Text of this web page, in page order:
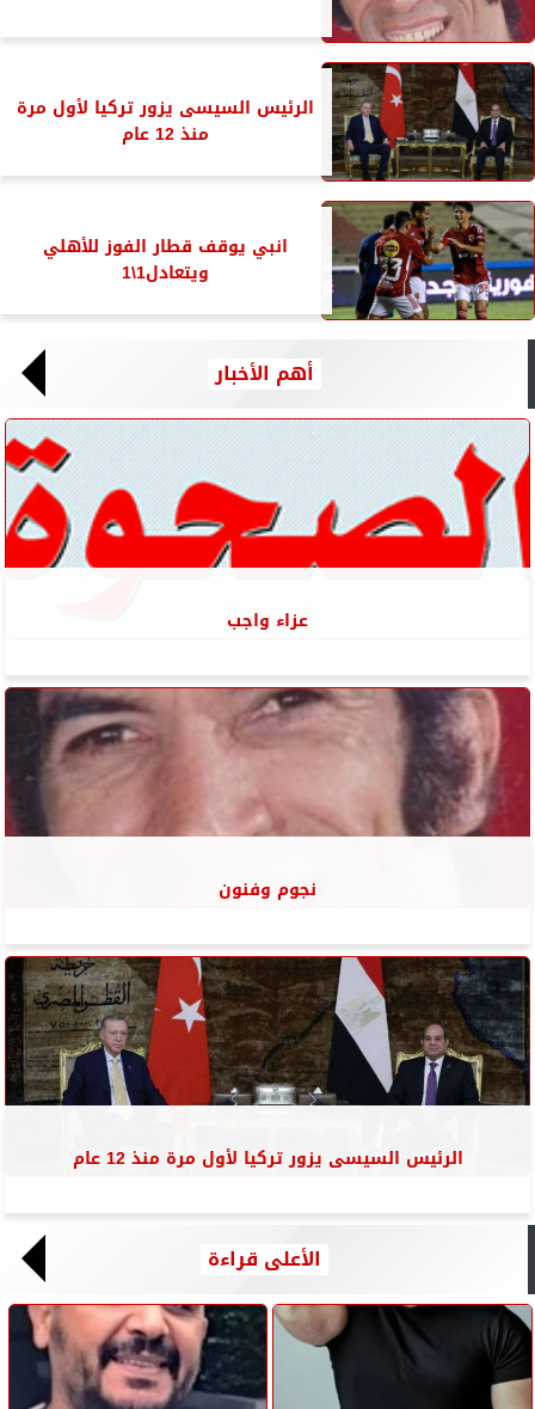
الرئيس السيسى يزور تركيا لأول مرة
منذ 12 عام
انبي يوقف قطار الفوز للأهلي
ويتعادل1\1
أهم الأخبار
عزاء واجب
نجوم وفنون
الرئيس السيسى يزور تركيا لأول مرة منذ 12 عام
الأعلى قراءة